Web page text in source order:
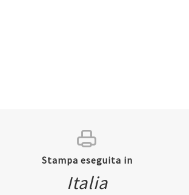
Stampa eseguita in
Italia